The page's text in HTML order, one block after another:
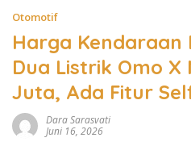
Otomotif
Harga
Dua Listrik Omo X
Juta, Ada Fitur
Dara Sarasvati
Juni 16, 2026